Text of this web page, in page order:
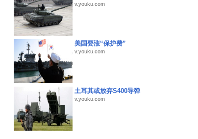
v.youku.com
美国要涨“保护费”
v.youku.com
土耳其或放弃S400导弹
v.youku.com